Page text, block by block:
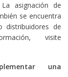
asignación de
se encuentra
de
visite
una